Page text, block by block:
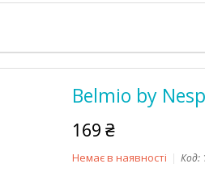
Belmio by
169 ₴
Немає в наявності Код: